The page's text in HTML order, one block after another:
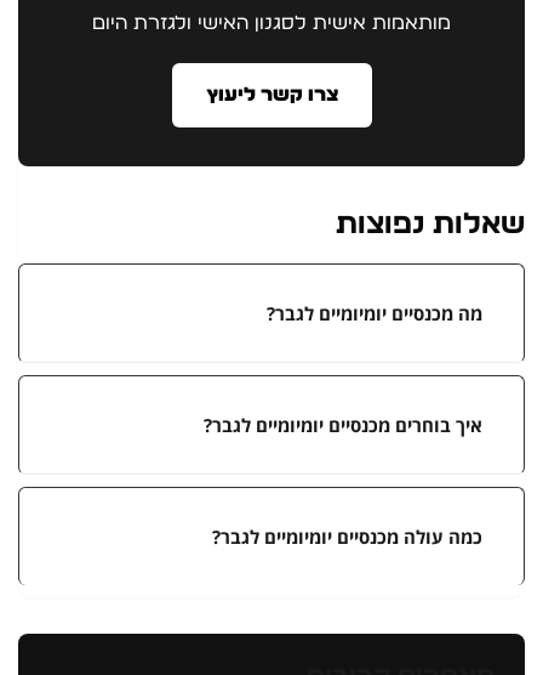
מותאמות אישית לסגנון האישי ולגזרת היום
צרו קשר ליעוץ
שאלות נפוצות
מה מכנסיים יומיומיים לגבר?
איך בוחרים מכנסיים יומיומיים לגבר?
כמה עולה מכנסיים יומיומיים לגבר?